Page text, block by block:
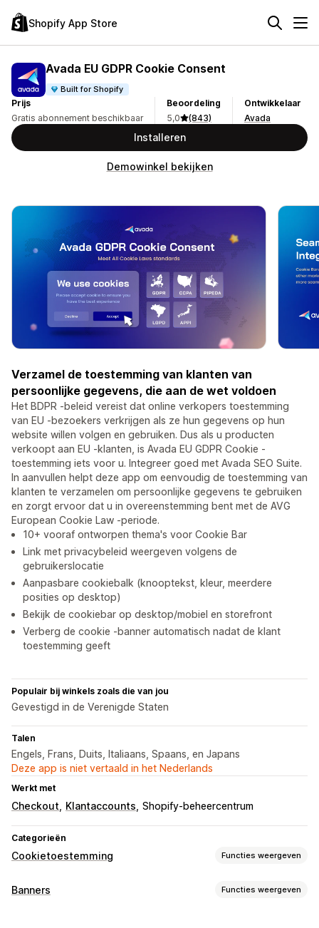
Shopify App Store
Avada EU GDPR Cookie Consent
Built for Shopify
Prijs
Gratis abonnement beschikbaar
Beoordeling
5,0
(843)
Ontwikkelaar
Avada
Installeren
Demowinkel bekijken
Verzamel de toestemming van klanten van
persoonlijke gegevens, die aan de wet voldoen
Het BDPR -beleid vereist dat online verkopers toestemming
van EU -bezoekers verkrijgen als ze hun gegevens op hun
website willen volgen en gebruiken. Dus als u producten
verkoopt aan EU -klanten, is Avada EU GDPR Cookie -
toestemming iets voor u. Integreer goed met Avada SEO Suite.
In aanvullen helpt deze app om eenvoudig de toestemming van
klanten te verzamelen om persoonlijke gegevens te gebruiken
en zorgt ervoor dat u in overeenstemming bent met de AVG
European Cookie Law -periode.
10+ vooraf ontworpen thema's voor Cookie Bar
Link met privacybeleid weergeven volgens de
gebruikerslocatie
Aanpasbare cookiebalk (knooptekst, kleur, meerdere
posities op desktop)
Bekijk de cookiebar op desktop/mobiel en storefront
Verberg de cookie -banner automatisch nadat de klant
toestemming geeft
Populair bij winkels zoals die van jou
Gevestigd in de Verenigde Staten
Talen
Engels, Frans, Duits, Italiaans, Spaans, en Japans
Deze app is niet vertaald in het Nederlands
Werkt met
Checkout Klantaccounts Shopify-beheercentrum
Categorieën
Cookietoestemming Functies weergeven
Weergaveopties
Banners Functies weergeven